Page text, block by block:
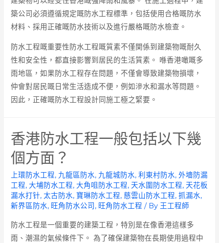
築公司必須遵循規定嘅防水工程標準，包括使用合格嘅防水
材料、採用正確嘅防水技術以及進行嚴格嘅防水檢查。
防水工程嘅重要性防水工程嘅質素不僅関係到建築物嘅耐久
性和安全性，都直接影響到居民的生活質素。 喺香港噉嘅多
雨地區，如果防水工程存在問題，不僅會導致建築物損壞，
仲會對居民嘅日常生活造成不便，例如滲水和漏水等問題。
因此，正確嘅防水工程設計同施工極之緊要。
香港防水工程一般包括以下幾
個方面？
上環防水工程, 九龍區防水, 九龍城防水,利東村防水,外墻防漏
工程,大埔防水工程,大角咀防水工程, 天水圍防水工程, 天花板
漏水打针,太古防水, 寶琳防水工程,慈雲山防水工程,抓漏水,
新界區防水, 旺角防水公司 , 旺角防水工程 / By 王工程師
防水工程是一個重要的建築工程，特別是在像香港這樣多
雨、潮濕的氣候條件下。 為了確保建築物在長期使用過程中